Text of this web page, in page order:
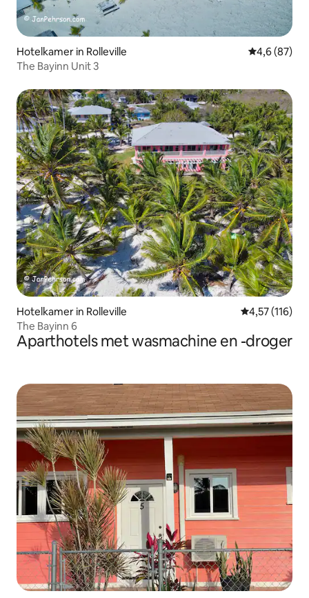
Hotelkamer in Rolleville Gemiddelde
4,6 (87)
The Bayinn Unit 3
Hotelkamer in Rolleville Gemiddelde
4,57 (116)
The Bayinn 6
Aparthotels met wasmachine en -droger